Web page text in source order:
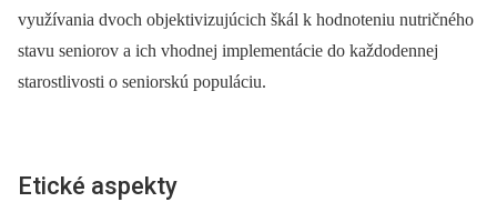
využívania dvoch objektivizujúcich škál k hodnoteniu nutričného
stavu seniorov a ich vhodnej implementácie do každodennej
starostlivosti o seniorskú populáciu.
Etické aspekty